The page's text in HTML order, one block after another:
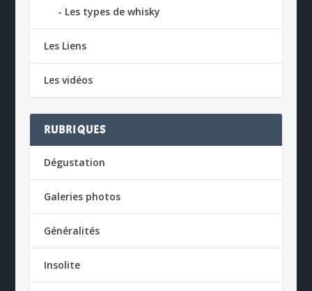
Les types de whisky
Les Liens
Les vidéos
RUBRIQUES
Dégustation
Galeries photos
Généralités
Insolite